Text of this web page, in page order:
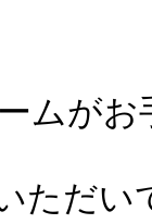
ムがお
ただ